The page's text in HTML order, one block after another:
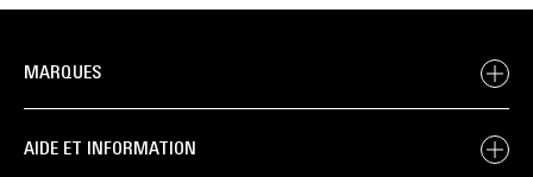
MARQUES
AIDE ET INFORMATION